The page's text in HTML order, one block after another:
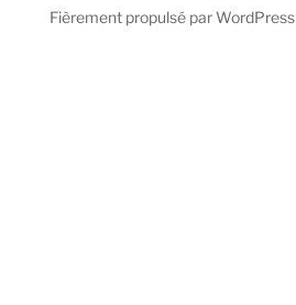
Fièrement propulsé par WordPress